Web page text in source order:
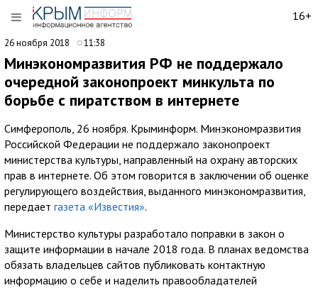
16+
26 ноября 2018 11:38
Минэкономразвития РФ не поддержало
очередной законопроект минкульта по
борьбе с пиратством в интернете
Симферополь, 26 ноября. Крыминформ. Минэкономразвития
Российской Федерации не поддержало законопроект
министерства культуры, направленный на охрану авторских
прав в интернете. Об этом говорится в заключении об оценке
регулирующего воздействия, выданного минэкономразвития,
передает газета «Известия».
Министерство культуры разработало поправки в закон о
защите информации в начале 2018 года. В планах ведомства
обязать владельцев сайтов публиковать контактную
информацию о себе и наделить правообладателей